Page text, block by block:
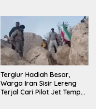
Tergiur Hadiah Besar,
Warga Iran Sisir Lereng
Terjal Cari Pilot Jet Tempur